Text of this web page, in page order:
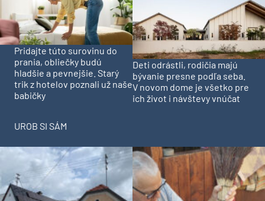
Pridajte túto surovinu do
prania, obliečky budú
hladšie a pevnejšie. Starý
trik z hotelov poznali už naše
babičky
Deti odrástli, rodičia majú
bývanie presne podľa seba.
V novom dome je všetko pre
ich život i návštevy vnúčat
UROB SI SÁM